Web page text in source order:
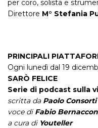
per coro, solista e
Direttore M° Stefania
PRINCIPALI
Ogni lunedì dal 19
SARÒ FELICE
Serie di podcast sulla
scritta da Paolo Consorti
voce di Fabio
a cura di Youteller